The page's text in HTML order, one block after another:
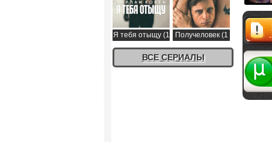
Я тебя отыщу (1
сезон)
Получеловек (1
сезон)
ВСЕ СЕРИАЛЫ Жалоба